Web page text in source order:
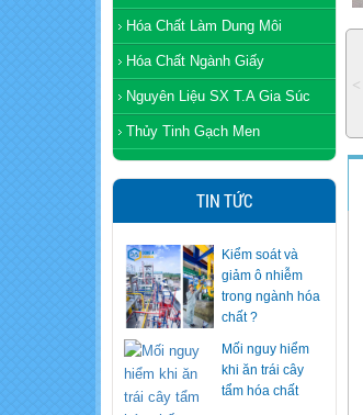
Hóa Chất Làm Dung Môi
Hóa Chất Ngành Giấy
Nguyên Liệu SX T.A Gia Súc
Thủy Tinh Gạch Men
TIN TỨC
Kiểm soát và
giảm ô nhiễm
trong ngành hóa
chất ?
Mối nguy hiểm
khi ăn trái cây
tẩm hóa chất
Mỗi năm chi tỷ
˂